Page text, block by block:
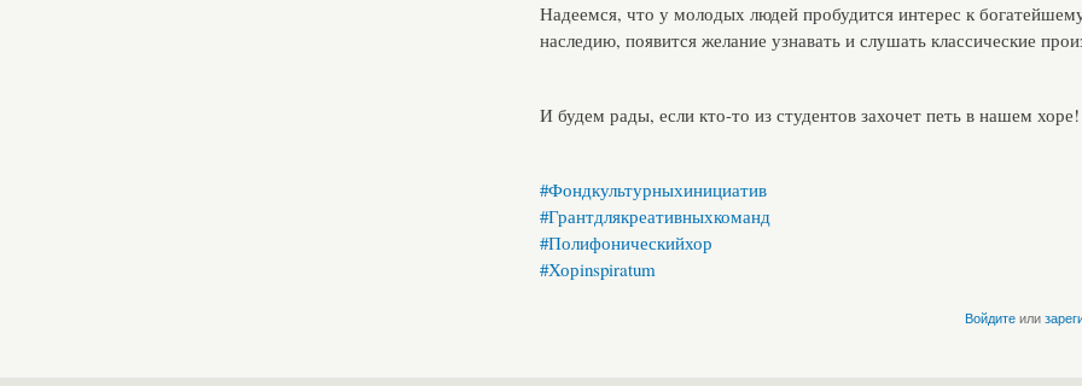
Надеемся, что у молодых людей пробудится интерес к
наследию, появится желание узнавать и слушать классические
И будем рады, если кто-то из студентов захочет петь в нашем хоре!
#Фондкультурныхинициатив
#Грантдлякреативныхкоманд
#Полифоническийхор
#Хорinspiratum
Войдитеили